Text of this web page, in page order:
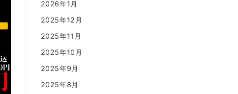
2026年1月
2025年12月
2025年11月
2025年10月
2025年9月
2025年8月